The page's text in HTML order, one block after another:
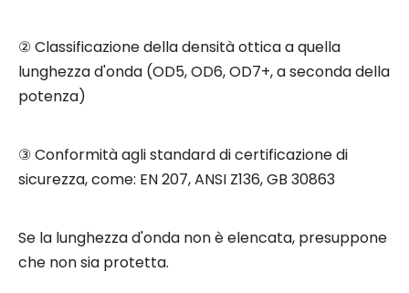
② Classificazione della densità ottica a quella
lunghezza d'onda (OD5, OD6, OD7+, a seconda della
potenza)
③ Conformità agli standard di certificazione di
sicurezza, come: EN 207, ANSI Z136, GB 30863
Se la lunghezza d'onda non è elencata, presuppone
che non sia protetta.